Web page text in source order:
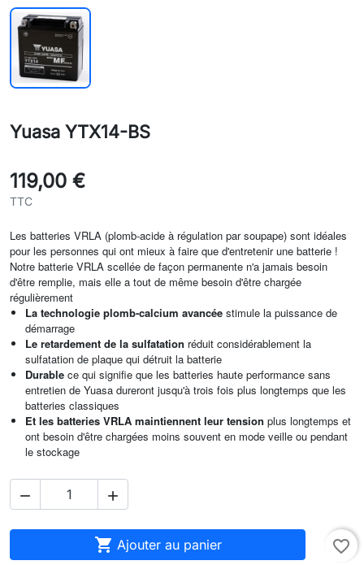
Yuasa YTX14-BS
119,00 €
TTC
Les batteries VRLA (plomb-acide à régulation par soupape) sont idéales
pour les personnes qui ont mieux à faire que d'entretenir une batterie !
Notre batterie VRLA scellée de façon permanente n'a jamais besoin
d'être remplie, mais elle a tout de même besoin d'être chargée
régulièrement
La technologie plomb-calcium avancée stimule la puissance de
démarrage
Le retardement de la sulfatation réduit considérablement la
sulfatation de plaque qui détruit la batterie
Durable ce qui signifie que les batteries haute performance sans
entretien de Yuasa dureront jusqu'à trois fois plus longtemps que les
batteries classiques
Et les batteries VRLA maintiennent leur tension plus longtemps et
ont besoin d'être chargées moins souvent en mode veille ou pendant
le stockage
 
 Ajouter au panier favorite_border